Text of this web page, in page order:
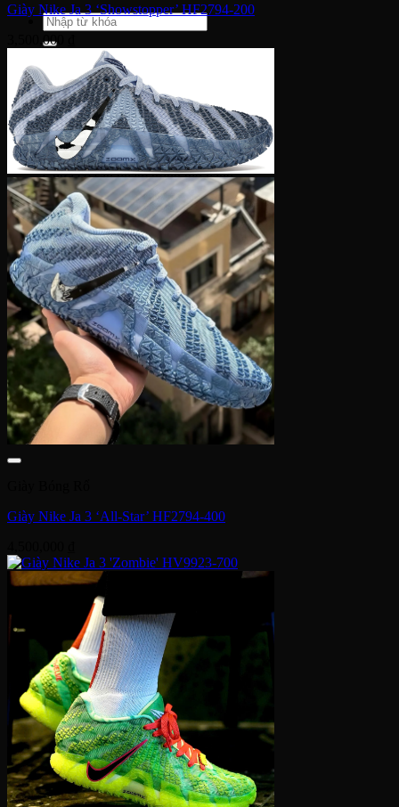
Tìm
kiếm:
Giỏ hàng
Chưa có sản phẩm trong giỏ hàng.
Quay trở lại cửa hàng
Giày Nike Ja 3 ‘Showstopper’ HF2794-200
3,500,000
Giày Nike Ja 3 ‘All-Star’ HF2794-400